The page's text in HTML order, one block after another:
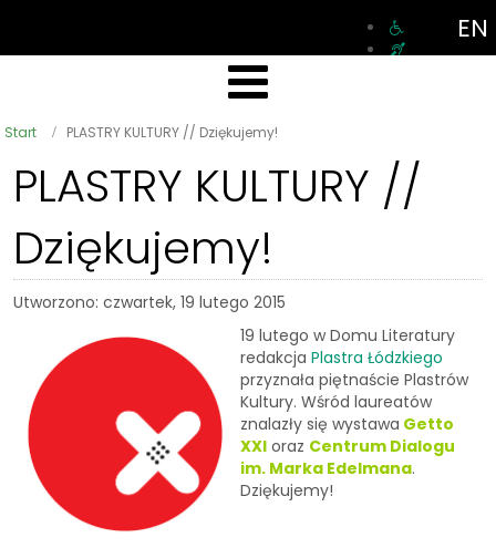
EN
Start PLASTRY KULTURY // Dziękujemy!
PLASTRY KULTURY //
Dziękujemy!
Utworzono: czwartek, 19 lutego 2015
19 lutego w Domu Literatury
redakcja Plastra Łódzkiego
przyznała piętnaście Plastrów
Kultury. Wśród laureatów
znalazły się wystawa Getto
XXI oraz Centrum Dialogu
im. Marka Edelmana.
Dziękujemy!